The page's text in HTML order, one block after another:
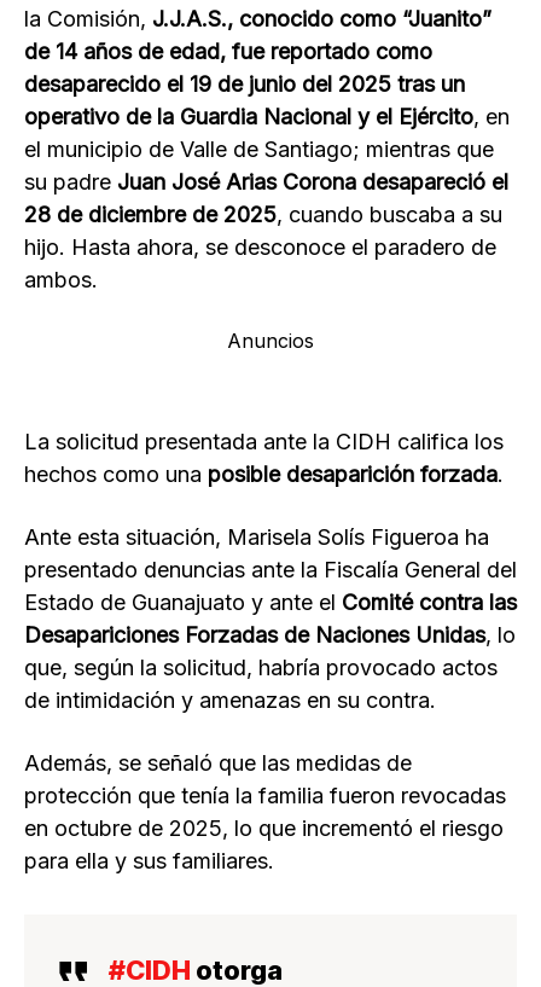
la Comisión, J.J.A.S., conocido como “Juanito”
de 14 años de edad, fue reportado como
desaparecido el 19 de junio del 2025 tras un
operativo de la Guardia Nacional y el Ejército, en
el municipio de Valle de Santiago; mientras que
su padre Juan José Arias Corona desapareció el
28 de diciembre de 2025, cuando buscaba a su
hijo. Hasta ahora, se desconoce el paradero de
ambos.
Anuncios
La solicitud presentada ante la CIDH califica los
hechos como una posible desaparición forzada.
Ante esta situación, Marisela Solís Figueroa ha
presentado denuncias ante la Fiscalía General del
Estado de Guanajuato y ante el Comité contra las
Desapariciones Forzadas de Naciones Unidas, lo
que, según la solicitud, habría provocado actos
de intimidación y amenazas en su contra.
Además, se señaló que las medidas de
protección que tenía la familia fueron revocadas
en octubre de 2025, lo que incrementó el riesgo
para ella y sus familiares.
#CIDH otorga